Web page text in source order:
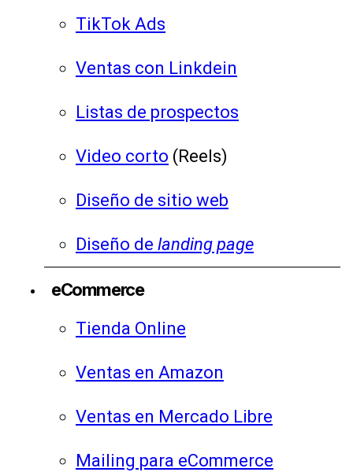
TikTok Ads
Ventas con Linkdein
Listas de prospectos
Video corto (Reels)
Diseño de sitio web
Diseño de landing page
eCommerce
Tienda Online
Ventas en Amazon
Ventas en Mercado Libre
Mailing para eCommerce